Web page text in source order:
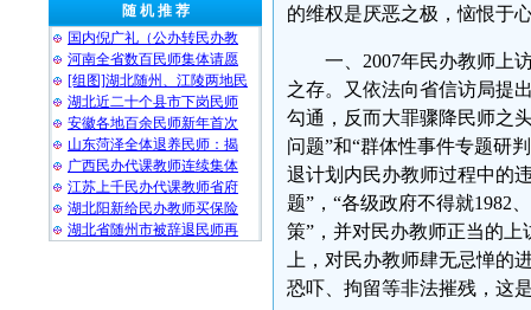
随 机 推 荐
国内倪广礼（公办转民办教
河南全省数百民师集体请愿
[组图]湖北随州、江陵两地民
湖北近二十个县市下岗民师
安徽各地百余民师新年首次
山东菏泽全体退养民师：揭
广西民办代课教师连续集体
江苏上千民办代课教师省府
湖北阳新给民办教师买保险
湖北省随州市被辞退民师再
的维权是厌恶之极，恼恨于
一、2007年民办教师上
之存。又依法向省信访局提
勾通，反而大罪骤降民师之
问题”和“群体性事件专题研
退计划内民办教师过程中的
题”，“各级政府不得就1982
策”，并对民办教师正当的上
上，对民办教师肆无忌惮的
恐吓、拘留等非法摧残，这